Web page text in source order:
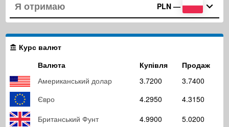
PLN —
Курс валют
Валюта
Купівля
Продаж
Американський долар
3.7200
3.7400
Євро
4.2950
4.3150
Британський Фунт
4.9900
5.0200